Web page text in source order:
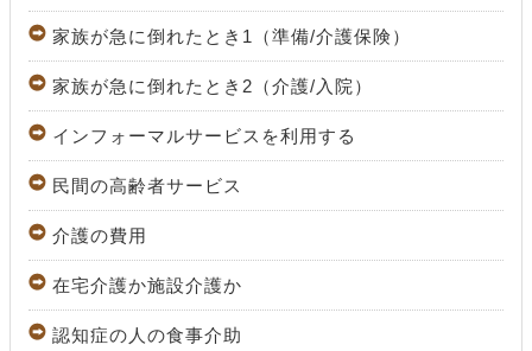
家族が急に倒れたとき1（準備/介護保険）
家族が急に倒れたとき2（介護/入院）
インフォーマルサービスを利用する
民間の高齢者サービス
介護の費用
在宅介護か施設介護か
認知症の人の食事介助